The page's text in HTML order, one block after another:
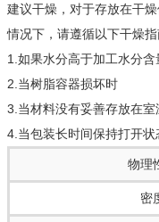
建议干燥，对于存放在干
情况下，请遵循以下干燥指
1.如果水分高于加工水分含
2.当树脂容器损坏时
3.当材料没有妥善存放在
4.当包装长时间保持打开状
物理
密